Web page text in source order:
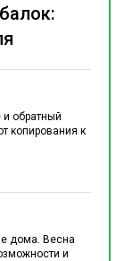
обратный
копирования к
дома. Весна
и